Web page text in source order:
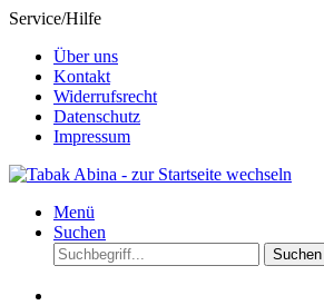
Service/Hilfe
Über uns
Kontakt
Widerrufsrecht
Datenschutz
Impressum
Menü
Suchen
Suchen